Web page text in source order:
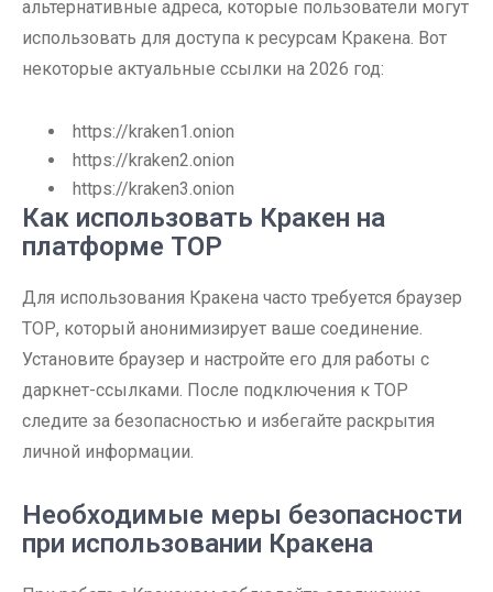
альтернативные адреса, которые пользователи могут
использовать для доступа к ресурсам Кракена. Вот
некоторые актуальные ссылки на 2026 год:
https://kraken1.onion
https://kraken2.onion
https://kraken3.onion
Как использовать Кракен на
платформе ТОР
Для использования Кракена часто требуется браузер
ТОР, который анонимизирует ваше соединение.
Установите браузер и настройте его для работы с
даркнет-ссылками. После подключения к ТОР
следите за безопасностью и избегайте раскрытия
личной информации.
Необходимые меры безопасности
при использовании Кракена